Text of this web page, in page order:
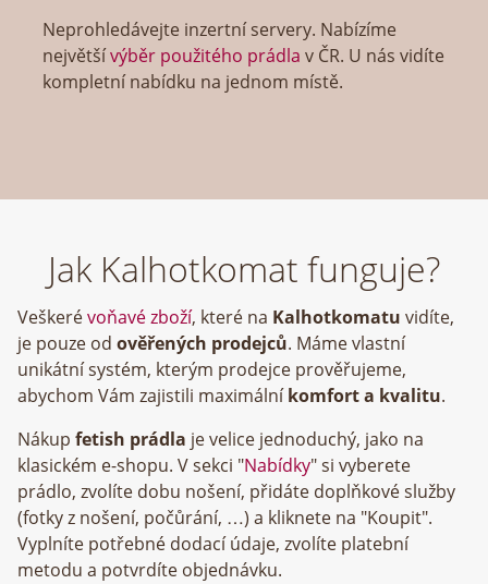
Neprohledávejte inzertní servery. Nabízíme
největšívýběr použitého prádla v ČR. U nás vidíte
kompletní nabídku na jednom místě.
Jak Kalhotkomat funguje?
Veškerévoňavé zboží, které na Kalhotkomatu vidíte,
je pouze od ověřených prodejců. Máme vlastní
unikátní systém, kterým prodejce prověřujeme,
abychom Vám zajistili maximálníkomfort a kvalitu.
Nákup fetish prádla je velice jednoduchý, jako na
klasickém e-shopu. V sekci "Nabídky" si vyberete
prádlo, zvolíte dobu nošení, přidáte doplňkové služby
(fotky z nošení, počůrání, …) a kliknete na "Koupit".
Vyplníte potřebné dodací údaje, zvolíte platební
metodu a potvrdíte objednávku.